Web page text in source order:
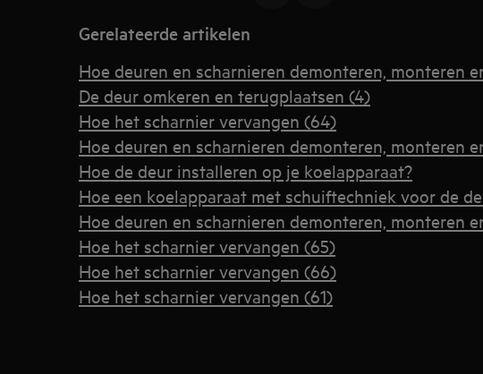
Gerelateerde artikelen
Hoe deuren en scharnieren demonteren, monteren
De deur omkeren en terugplaatsen (4)
Hoe het scharnier vervangen (64)
Hoe deuren en scharnieren demonteren, monteren
Hoe de deur installeren op je koelapparaat?
Hoe een koelapparaat met schuiftechniek voor de
Hoe deuren en scharnieren demonteren, monteren
Hoe het scharnier vervangen (65)
Hoe het scharnier vervangen (66)
Hoe het scharnier vervangen (61)